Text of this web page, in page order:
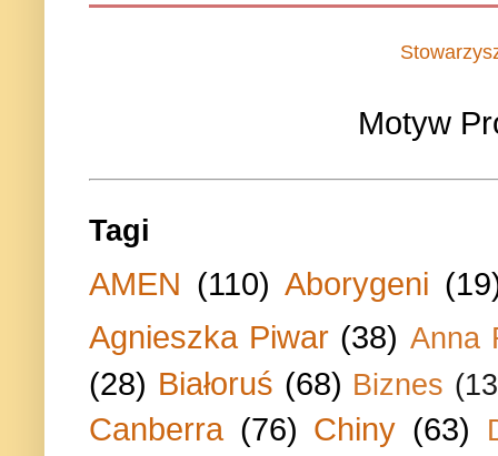
Motyw
Tagi
AMEN (110) Aborygeni
Agnieszka Piwar (38) Anna
(28) Białoruś (68) Biznes
Canberra (76) Chiny (63)